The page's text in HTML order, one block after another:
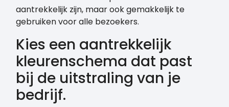
aantrekkelijk zijn, maar ook gemakkelijk te
gebruiken voor alle bezoekers.
Kies een aantrekkelijk
kleurenschema dat past
bij de uitstraling van je
bedrijf.